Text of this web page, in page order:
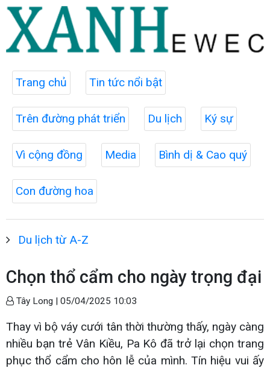
Trang chủ Tin tức nổi bật
Trên đường phát triển Du lịch Ký sự
Vì cộng đồng Media Bình dị & Cao quý
Con đường hoa
Du lịch từ A-Z
Chọn thổ cẩm cho ngày trọng đại
Tây Long | 05/04/2025 10:03
Thay vì bộ váy cưới tân thời thường thấy, ngày càng
nhiều bạn trẻ Vân Kiều, Pa Kô đã trở lại chọn trang
phục thổ cẩm cho hôn lễ của mình. Tín hiệu vui ấy